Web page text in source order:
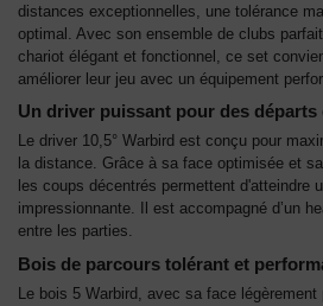
distances exceptionnelles, une tolérance
optimal. Avec son ensemble de clubs
chariot élégant et fonctionnel, ce set
améliorer leur jeu avec un équipement
Un driver puissant pour des départs
Le driver 10,5° Warbird est conçu pour
la distance. Grâce à sa face optimisée et
les coups décentrés permettent d'atteindre
impressionnante. Il est accompagné d’un
entre les parties.
Bois de parcours tolérant et
Le bois 5 Warbird, avec sa face